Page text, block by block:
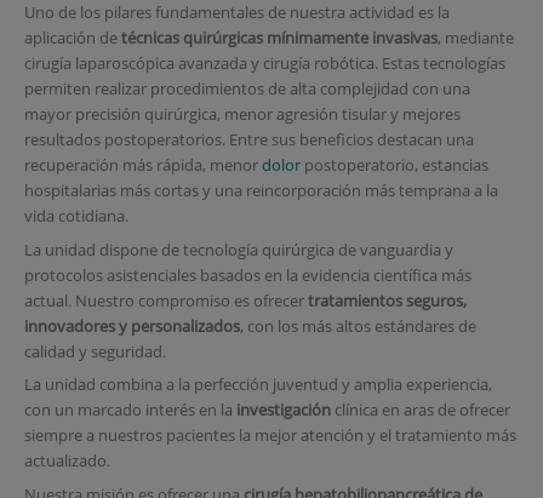
Uno de los pilares fundamentales de nuestra actividad es la
aplicación detécnicas quirúrgicas mínimamente invasivas, mediante
cirugía laparoscópica avanzada y cirugía robótica. Estas tecnologías
permiten realizar procedimientos de alta complejidad con una
mayor precisión quirúrgica, menor agresión tisular y mejores
resultados postoperatorios. Entre sus beneficios destacan una
recuperación más rápida, menordolorpostoperatorio, estancias
hospitalarias más cortas y una reincorporación más temprana a la
vida cotidiana.
La unidad dispone de tecnología quirúrgica de vanguardia y
protocolos asistenciales basados en la evidencia científica más
actual. Nuestro compromiso es ofrecertratamientos seguros,
innovadores y personalizados, con los más altos estándares de
calidad y seguridad.
La unidad combina a la perfección juventud y amplia experiencia,
con un marcado interés en la investigaciónclínica en aras de ofrecer
siempre a nuestros pacientes la mejor atención y el tratamiento más
actualizado.